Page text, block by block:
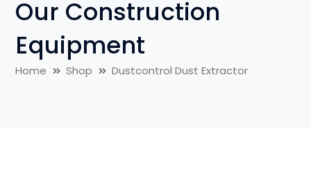
Our Construction
Equipment
Home Shop Dustcontrol Dust Extractor